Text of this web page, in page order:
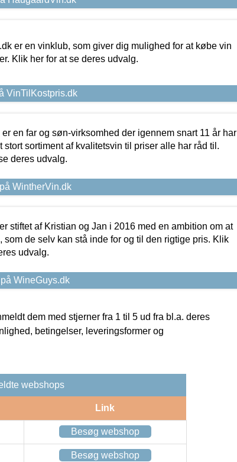
er en vinklub, som giver dig mulighed for at købe vin
Klik her for at se deres udvalg.
VinTilKostpris.dk
en far og søn-virksomhed der igennem snart 11 år har
stort sortiment af kvalitetsvin til priser alle har råd til.
deres udvalg.
WintherVin.dk
stiftet af Kristian og Jan i 2016 med en ambition om at
som de selv kan stå inde for og til den rigtige pris. Klik
udvalg.
WineGuys.dk
dem med stjerner fra 1 til 5 ud fra bl.a. deres
betingelser, leveringsformer og
webshops
Link
Besøg webshop
Besøg webshop